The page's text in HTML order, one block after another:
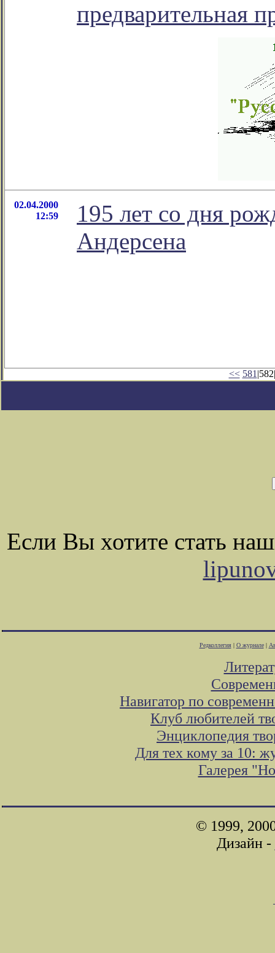
предварительная
02.04.2000
12:59
195 лет со дня
Андерсена
<< 581 |582|
Если Вы хотите стать
Редколлегия| О журнале|
Навигатор по
Клуб любителей
Энциклопедия
Для тех кому за 10:
Галерея
© 1999,
Дизайн -